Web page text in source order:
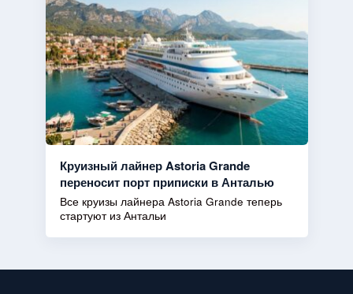
Круизный лайнер Astoria Grande
переносит порт приписки в Анталью
Все круизы лайнера Astoria Grande теперь
стартуют из Антальи